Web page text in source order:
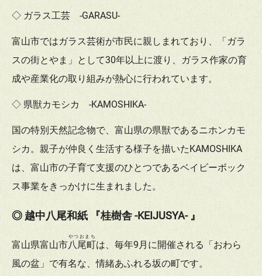
◇ ガラス工芸 -GARASU-
富山市ではガラス芸術が市民に親しまれており、「ガラ
スの街とやま」として30年以上に渡り、ガラス作家の育
成や産業化の取り組みが熱心に行われています。
◇ 県獣カモシカ -KAMOSHIKA-
国の特別天然記念物で、富山県の県獣であるニホンカモ
シカ。親子が仲良く生活する様子を描いたKAMOSHIKA
は、富山市の子育て支援のひとつであるベイビーボック
ス事業をきっかけに生まれました。
◎ 越中八尾和紙 『桂樹舎 -KEIJUSYA- 』
富山県富山市八尾町
やつおまち
は、毎年9月に開催される「おわら
風の盆」で有名な、情緒あふれる坂の町です。